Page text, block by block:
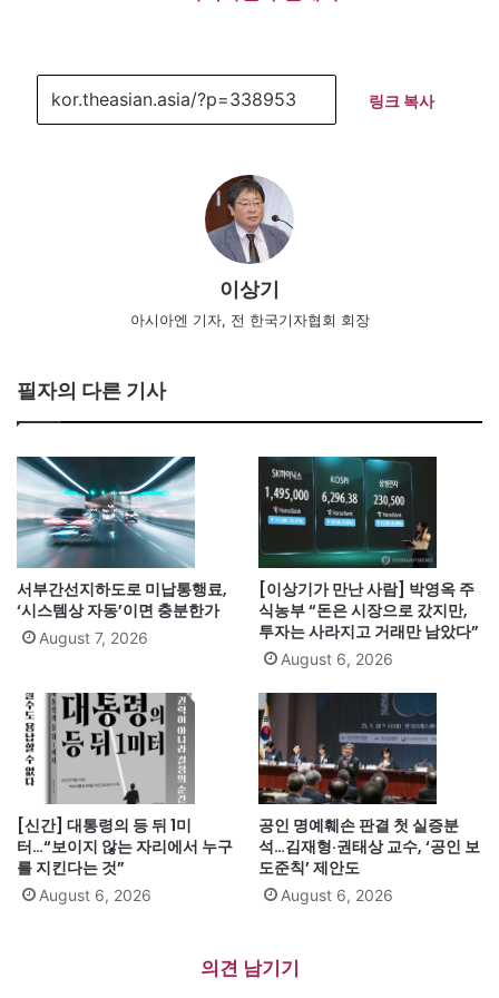
링크 복사
이상기
아시아엔 기자, 전 한국기자협회 회장
필자의 다른 기사
서부간선지하도로 미납통행료,
‘시스템상 자동’이면 충분한가
August 7, 2026
[이상기가 만난 사람] 박영옥 주
식농부 “돈은 시장으로 갔지만,
투자는 사라지고 거래만 남았다”
August 6, 2026
[신간] 대통령의 등 뒤 1미
터…“보이지 않는 자리에서 누구
를 지킨다는 것”
August 6, 2026
공인 명예훼손 판결 첫 실증분
석…김재형·권태상 교수, ‘공인 보
도준칙’ 제안도
August 6, 2026
의견 남기기